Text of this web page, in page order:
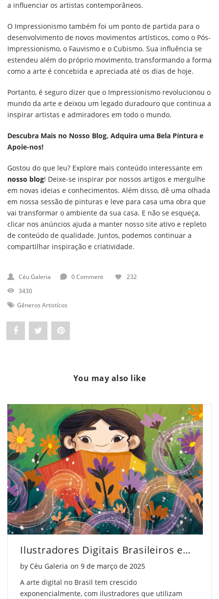
a influenciar os artistas contemporâneos.
O Impressionismo também foi um ponto de partida para o
desenvolvimento de novos movimentos artísticos, como o Pós-
Impressionismo, o Fauvismo e o Cubismo. Sua influência se
estendeu além do próprio movimento, transformando a forma
como a arte é concebida e apreciada até os dias de hoje.
Portanto, é seguro dizer que o Impressionismo revolucionou o
mundo da arte e deixou um legado duradouro que continua a
inspirar artistas e admiradores em todo o mundo.
Descubra Mais no Nosso Blog, Adquira uma Bela Pintura e
Apoie-nos!
Gostou do que leu? Explore mais conteúdo interessante em
nosso blog! Deixe-se inspirar por nossos artigos e mergulhe
em novas ideias e conhecimentos. Além disso, dê uma olhada
em nossa sessão de pinturas e leve para casa uma obra que
vai transformar o ambiente da sua casa. E não se esqueça,
clicar nos anúncios ajuda a manter nosso site ativo e repleto
de conteúdo de qualidade. Juntos, podemos continuar a
compartilhar inspiração e criatividade.
Céu Galeria 0 Comment
232
3430
Gêneros Artistícos
Share
Impressionismo:
um
guia
abrangente"
on
Facebook
Post
é
Impressionismo:
um
guia
abrangente"
on
Twitter
Pin
Impressionismo:
um
guia
abrangente"
on
Pinterest
You may also like
Ilustradores Digitais Brasileiros em Destaque
by Céu Galeria on Posted on
9 de março de 2025
A arte digital no Brasil tem crescido
exponencialmente, com ilustradores que utilizam